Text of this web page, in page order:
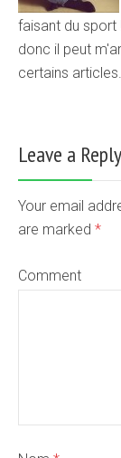
faisant du sport
donc il peut
certains articles.
Leave a Reply
Your email
are marked *
Comment